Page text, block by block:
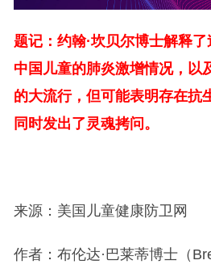
题记：约翰·坎贝尔博士解释
中国儿童的肺炎激增情况，以
的大流行，但可能表明存在抗
同时发出了灵魂拷问。
来源：美国儿童健康防卫网
作者：布伦达·巴莱蒂博士（